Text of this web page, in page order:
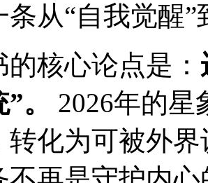
从“自我觉醒
核心论点是：
。
2026年的
转化为可被外